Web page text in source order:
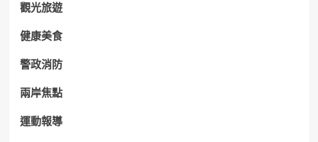
觀光旅遊
健康美食
警政消防
兩岸焦點
運動報導